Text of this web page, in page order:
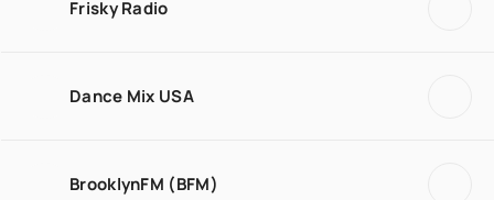
Frisky Radio
Dance Mix USA
BrooklynFM (BFM)